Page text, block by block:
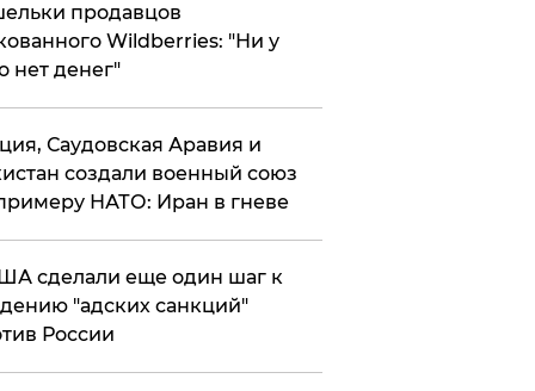
продавцов
Wildberries: "Ни у
нет денег"
Саудовская Аравия и
создали военный союз
НАТО: Иран в гневе
сделали еще один шаг к
"адских санкций"
России